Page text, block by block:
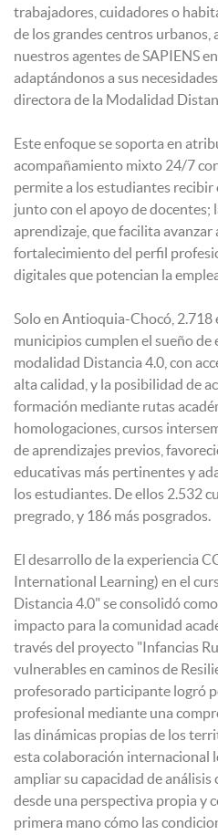
trabajadores, cuidadores o
de los grandes centros urbanos,
nuestros agentes de SAPIENS
adaptándonos a sus
directora de la Modalidad
Este enfoque se soporta en
acompañamiento mixto 24/7
permite a los estudiantes
junto con el apoyo de docentes;
aprendizaje, que facilita avanzar
fortalecimiento del perfil
digitales que potencian la
Solo en Antioquia-Chocó, 2.718
municipios cumplen el sueño de
modalidad Distancia 4.0, con
alta calidad, y la posibilidad de
formación mediante rutas
homologaciones, cursos
de aprendizajes previos,
educativas más pertinentes y
los estudiantes. De ellos 2.532
pregrado, y 186 más posgrados.
El desarrollo de la experiencia
International Learning) en el
Distancia 4.0" se consolidó
impacto para la comunidad
través del proyecto "Infancias
vulnerables en caminos de
profesorado participante logró
profesional mediante una
las dinámicas propias de los
esta colaboración internacional
ampliar su capacidad de
desde una perspectiva propia y
primera mano cómo las